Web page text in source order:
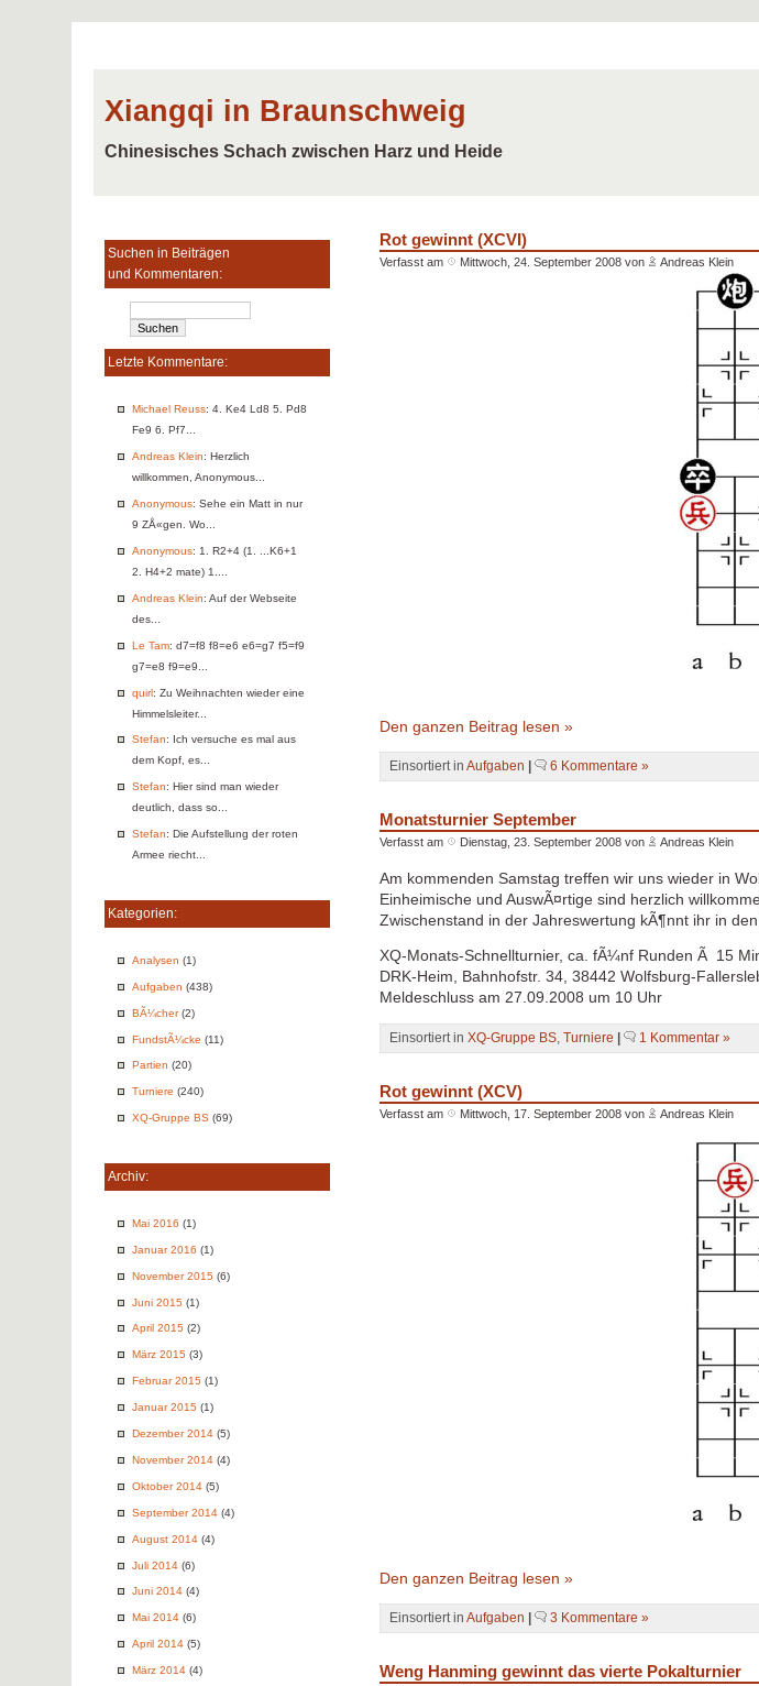
Xiangqi in Braunschweig
Chinesisches Schach zwischen Harz und Heide
Suchen in Beiträgen
und Kommentaren:
Letzte Kommentare:
Michael Reuss: 4. Ke4 Ld8 5. Pd8
Fe9 6. Pf7...
Andreas Klein: Herzlich
willkommen, Anonymous...
Anonymous: Sehe ein Matt in nur
9 ZÅ«gen. Wo...
Anonymous: 1. R2+4 (1. ...K6+1
2. H4+2 mate) 1....
Andreas Klein: Auf der Webseite
des...
Le Tam: d7=f8 f8=e6 e6=g7 f5=f9
g7=e8 f9=e9...
quirl: Zu Weihnachten wieder eine
Himmelsleiter...
Stefan: Ich versuche es mal aus
dem Kopf, es...
Stefan: Hier sind man wieder
deutlich, dass so...
Stefan: Die Aufstellung der roten
Armee riecht...
Kategorien:
Analysen (1)
Aufgaben (438)
BÃ¼cher(2)
FundstÃ¼cke (11)
Partien (20)
Turniere (240)
XQ-Gruppe BS (69)
Archiv:
Mai 2016 (1)
Januar 2016 (1)
November 2015 (6)
Juni 2015 (1)
April 2015 (2)
März 2015 (3)
Februar 2015 (1)
Januar 2015 (1)
Dezember 2014 (5)
November 2014 (4)
Oktober 2014 (5)
September 2014 (4)
August 2014 (4)
Juli 2014 (6)
Juni 2014 (4)
Mai 2014 (6)
April 2014 (5)
März 2014 (4)
Rot gewinnt (XCVI)
Verfasst am Mittwoch, 24. September 2008 von Andreas Klein
Den ganzen Beitrag lesen »
Einsortiert inAufgaben 6 Kommentare »
Monatsturnier September
Verfasst am Dienstag, 23. September 2008 von Andreas Klein
Am kommenden Samstag treffen wir uns wieder in
Einheimische und AuswÃ¤rtige sind herzlich
Zwischenstand in der Jahreswertung kÃ¶nnt ihr in
XQ-Monats-Schnellturnier, ca. fÃ¼nf Runden Ã 15
DRK-Heim, Bahnhofstr. 34, 38442 Wolfsburg-
Meldeschluss am 27.09.2008 um 10 Uhr
Einsortiert inXQ-Gruppe BS,Turniere 1 Kommentar »
Rot gewinnt (XCV)
Verfasst am Mittwoch, 17. September 2008 von Andreas Klein
Den ganzen Beitrag lesen »
Einsortiert inAufgaben 3 Kommentare »
Weng Hanming gewinnt das vierte Pokalturnier